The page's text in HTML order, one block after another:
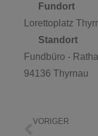
Fundort
Lorettoplatz
Standort
Fundbüro -
94136 Thyrnau
VORIGER